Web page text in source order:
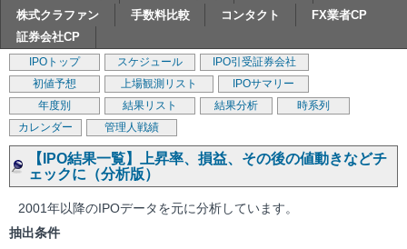
株式クラファン
手数料比較 コンタクト
FX業者CP
証券会社CP
IPOトップ スケジュール
IPO引受証券会社
初値予想
上場観測リスト
IPOサマリー
年度別
結果リスト 結果分析
時系列
カレンダー
管理人戦績
【IPO結果一覧】上昇率、損益、その後の値動きなどチ
ェックに（分析版）
2001年以降のIPOデータを元に分析しています。
抽出条件